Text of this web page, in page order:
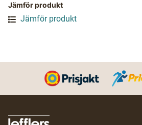
Jämför produkt
Jämför produkt